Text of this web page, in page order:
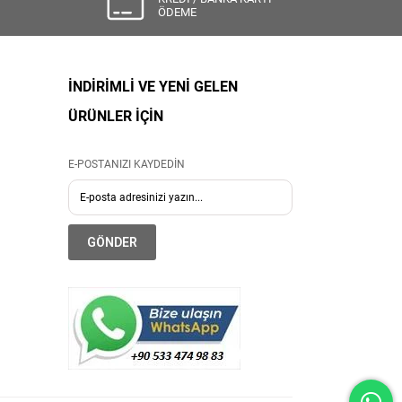
ÖDEME
İNDİRİMLİ VE YENİ GELEN
ÜRÜNLER İÇİN
E-POSTANIZI KAYDEDİN
GÖNDER